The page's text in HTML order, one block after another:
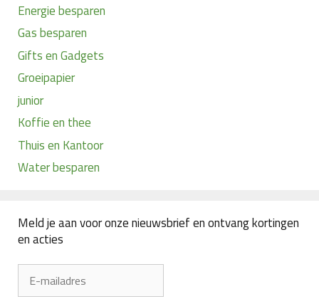
Energie besparen
Gas besparen
Gifts en Gadgets
Groeipapier
junior
Koffie en thee
Thuis en Kantoor
Water besparen
Meld je aan voor onze nieuwsbrief en ontvang kortingen
en acties